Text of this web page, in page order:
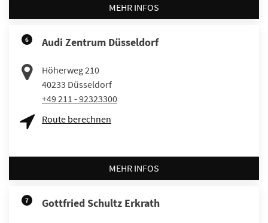
MEHR INFOS
6 Audi Zentrum Düsseldorf
Höherweg 210
40233 Düsseldorf
+49 211 - 92323300
Route berechnen
MEHR INFOS
7 Gottfried Schultz Erkrath